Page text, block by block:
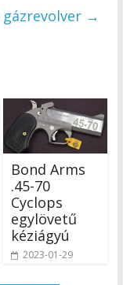
gázrevolver →
Bond Arms
.45-70
Cyclops
egylövetű
kéziágyú
2023-01-29